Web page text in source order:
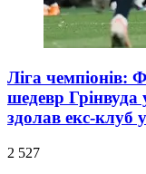
Ліга чемпіонів:
шедевр Грінвуда
здолав екс-клуб
2 527